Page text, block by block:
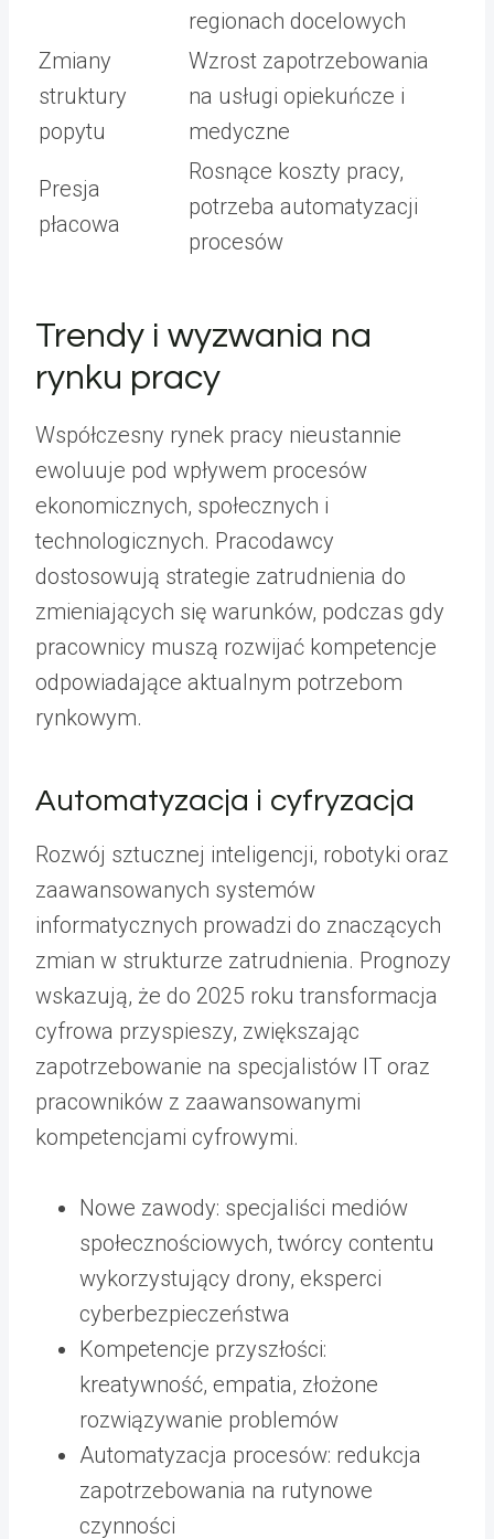
regionach docelowych
Zmiany
struktury
popytu
Wzrost zapotrzebowania
na usługi opiekuńcze i
medyczne
Presja
płacowa
Rosnące koszty pracy,
potrzeba automatyzacji
procesów
Trendy i wyzwania na
rynku pracy
Współczesny rynek pracy nieustannie
ewoluuje pod wpływem procesów
ekonomicznych, społecznych i
technologicznych. Pracodawcy
dostosowują strategie zatrudnienia do
zmieniających się warunków, podczas gdy
pracownicy muszą rozwijać kompetencje
odpowiadające aktualnym potrzebom
rynkowym.
Automatyzacja i cyfryzacja
Rozwój sztucznej inteligencji, robotyki oraz
zaawansowanych systemów
informatycznych prowadzi do znaczących
zmian w strukturze zatrudnienia. Prognozy
wskazują, że do 2025 roku transformacja
cyfrowa przyspieszy, zwiększając
zapotrzebowanie na specjalistów IT oraz
pracowników z zaawansowanymi
kompetencjami cyfrowymi.
Nowe zawody: specjaliści mediów
społecznościowych, twórcy contentu
wykorzystujący drony, eksperci
cyberbezpieczeństwa
Kompetencje przyszłości:
kreatywność, empatia, złożone
rozwiązywanie problemów
Automatyzacja procesów: redukcja
zapotrzebowania na rutynowe
czynności